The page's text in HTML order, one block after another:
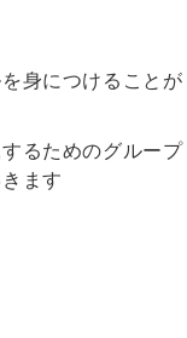
身につけることが
るためのグループ
ます